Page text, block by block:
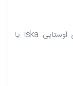
ایسکا: ممکن است واژه‌ی عشق از کلمه‌ی اوستایی iska یا